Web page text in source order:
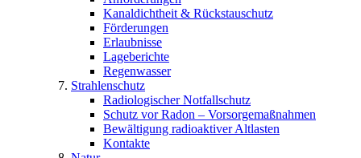
Kanaldichtheit & Rückstauschutz
Förderungen
Erlaubnisse
Lageberichte
Regenwasser
Strahlenschutz
Radiologischer Notfallschutz
Schutz vor Radon – Vorsorgemaßnahmen
Bewältigung radioaktiver Altlasten
Kontakte